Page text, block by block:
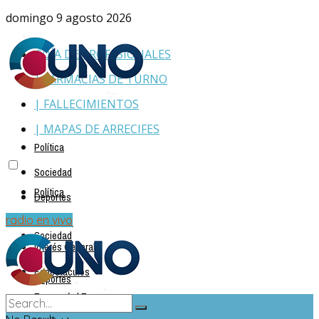
domingo 9 agosto 2026
GUÍA DE PROFESIONALES
| FARMACIAS DE TURNO
| FALLECIMIENTOS
| MAPAS DE ARRECIFES
Política
Sociedad
Deportes
Policiales
Interés General
Espectáculos
Economía | Empresas
Política
Sociedad
Deportes
radio en vivo